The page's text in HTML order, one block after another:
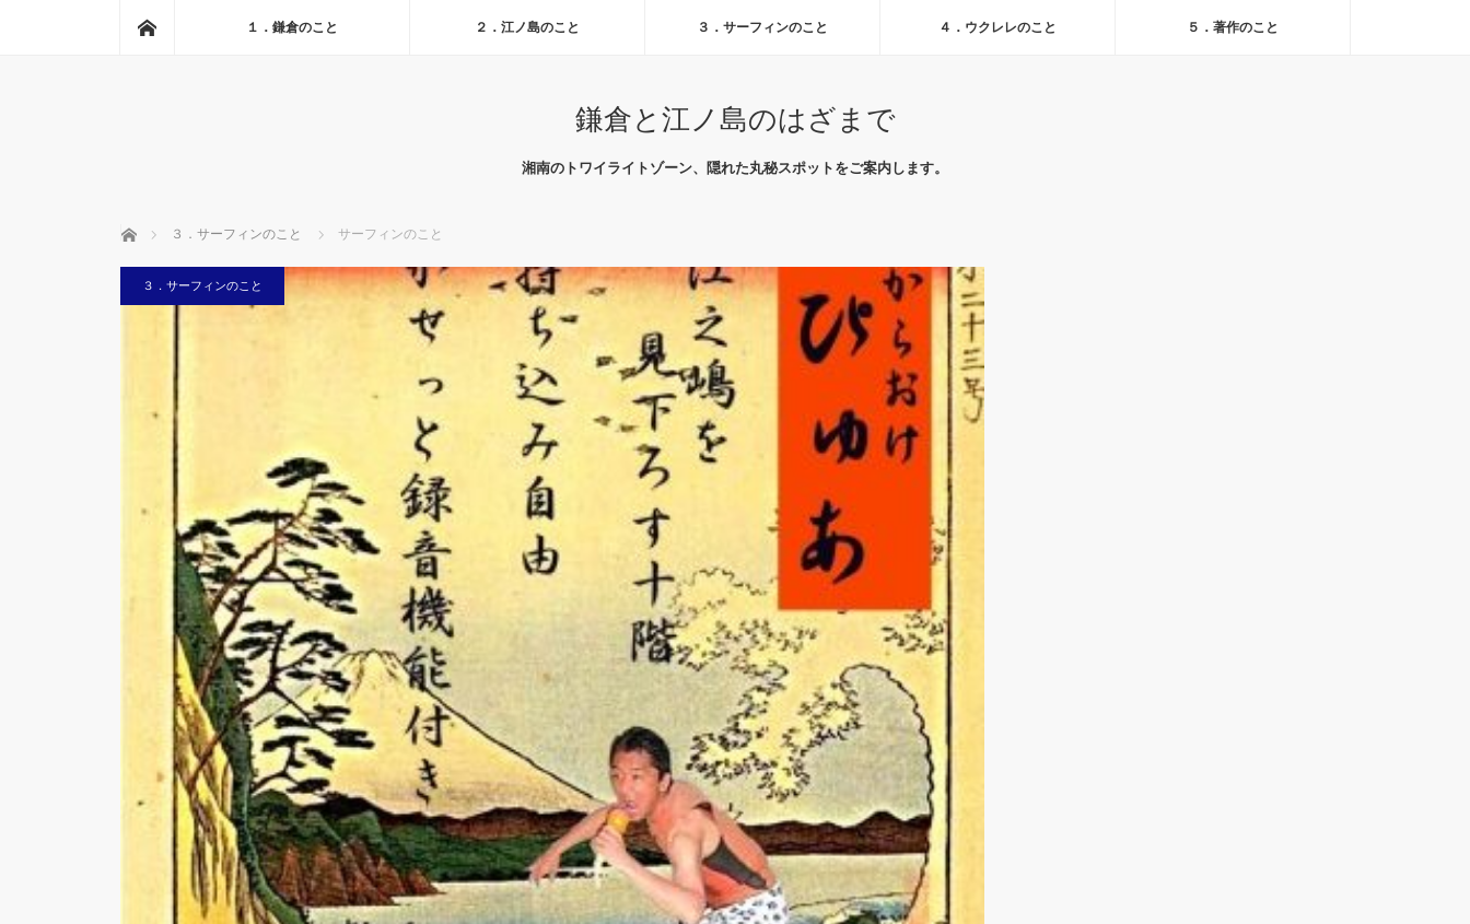
１．鎌倉のこと ２．江ノ島のこと ３．サーフィンのこと ４．ウクレレのこと ５．著作のこと
鎌倉と江ノ島のはざまで
湘南のトワイライトゾーン、隠れた丸秘スポットをご案内します。
ホーム ３．サーフィンのこと サーフィンのこと
３．サーフィンのこと